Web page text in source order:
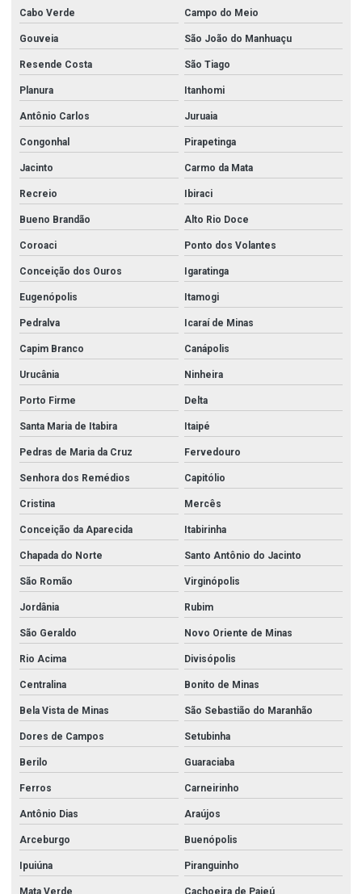
Cabo Verde Campo do Meio
Gouveia São João do Manhuaçu
Resende Costa São Tiago
Planura Itanhomi
Antônio Carlos Juruaia
Congonhal Pirapetinga
Jacinto Carmo da Mata
Recreio Ibiraci
Bueno Brandão Alto Rio Doce
Coroaci Ponto dos Volantes
Conceição dos Ouros Igaratinga
Eugenópolis Itamogi
Pedralva Icaraí de Minas
Capim Branco Canápolis
Urucânia Ninheira
Porto Firme Delta
Santa Maria de Itabira Itaipé
Pedras de Maria da Cruz Fervedouro
Senhora dos Remédios Capitólio
Cristina Mercês
Conceição da Aparecida Itabirinha
Chapada do Norte Santo Antônio do Jacinto
São Romão Virginópolis
Jordânia Rubim
São Geraldo Novo Oriente de Minas
Rio Acima Divisópolis
Centralina Bonito de Minas
Bela Vista de Minas São Sebastião do Maranhão
Dores de Campos Setubinha
Berilo Guaraciaba
Ferros Carneirinho
Antônio Dias Araújos
Arceburgo Buenópolis
Ipuiúna Piranguinho